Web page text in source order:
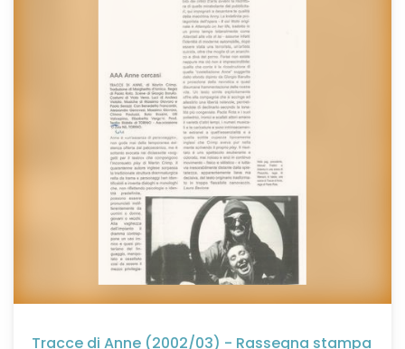
Tracce di Anne (2002/03) - Rassegna stampa